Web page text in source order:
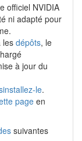
officiel NVIDIA
ni adapté pour
les dépôts, le
à jour du
le.
page en
suivantes